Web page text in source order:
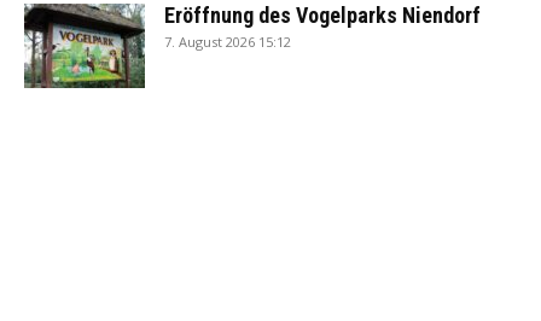
Eröffnung des Vogelparks Niendorf
7. August 2026 15:12